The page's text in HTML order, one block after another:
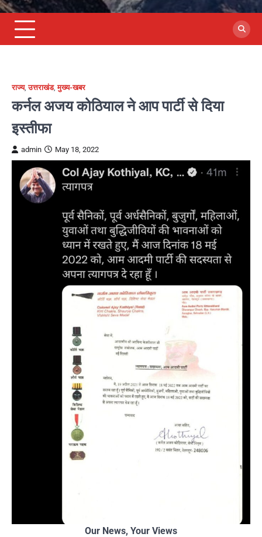
राज्य,उत्तराखंड,मुख्य-खबर
कर्नल अजय कोठियाल ने आप पार्टी से दिया
इस्तीफा
admin May 18, 2022
Our News, Your Views